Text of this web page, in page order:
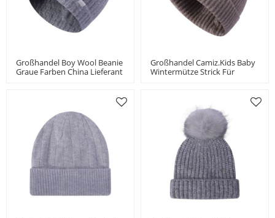
Großhandel Boy Wool Beanie
Graue Farben China Lieferant
Großhandel Camiz.kids Baby
Wintermütze Strick Für